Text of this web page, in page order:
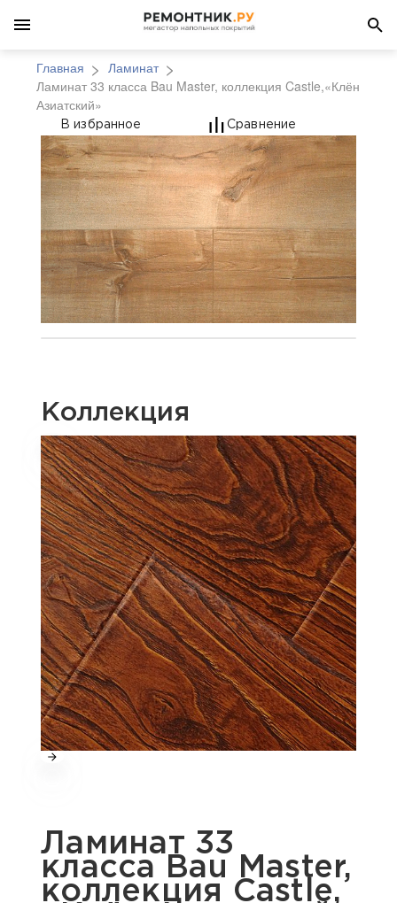
Главная
Ламинат
Ламинат 33 класса Bau Master, коллекция Castle,«Клён
Азиатский»
Ламинат 33 класса
В избранное Сравнение
Коллекция
Ламинат 33
класса Bau Master,
коллекция Castle,